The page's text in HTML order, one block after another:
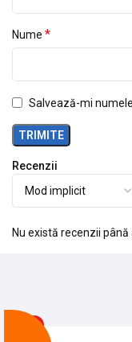
Recenzii
Nu există recenzii până
Nume *
Salvează-mi